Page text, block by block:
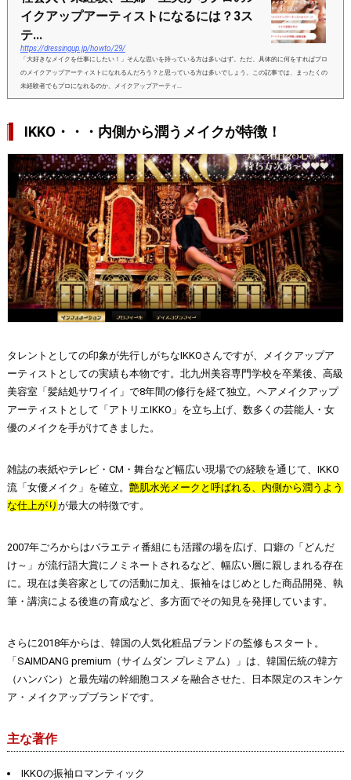
イクアップアーティストになるには？3ス
テ...
https://dressingup.jp/howto/29/
「大好きなメイクを仕事にしたい！」そんな思いを持っている方は多いはず。ただ、具体的に何をすればプロ
のメイクアップアーティストになれるんだろう？と思っている方は多いでしょう。この記事では、まったくの
未経験者でもプロになれるのか、メイクアップアーティ...
IKKO・・・内側から潤うメイクが特徴！
タレントとしての印象が先行しがちなIKKOさんですが、メイクアップア
ーティストとしての実績も本物です。北九州美容専門学校を卒業後、高級
美容室「髪結処サワイイ」で8年間の修行を経て独立。ヘアメイクアップ
アーティストとして「アトリエIKKO」を立ち上げ、数多くの芸能人・女
優のメイクを手がけてきました。
雑誌の表紙やテレビ・CM・舞台など幅広い現場での経験を通じて、IKKO
流「女優メイク」を確立。 艶肌水光メークと呼ばれる、内側から潤うよう
な仕上がり が最大の特徴です。
2007年ごろからはバラエティ番組にも活躍の場を広げ、口癖の「どんだ
け～」が流行語大賞にノミネートされるなど、幅広い層に親しまれる存在
に。現在は美容家としての活動に加え、振袖をはじめとした商品開発、執
筆・講演による後進の育成など、多方面でその知見を発揮しています。
さらに2018年からは、韓国の人気化粧品ブランドの監修もスタート。
「SAIMDANG premium（サイムダン プレミアム）」は、韓国伝統の韓方
（ハンバン）と最先端の幹細胞コスメを融合させた、日本限定のスキンケ
ア・メイクアップブランドです。
主な著作
IKKOの振袖ロマンティック